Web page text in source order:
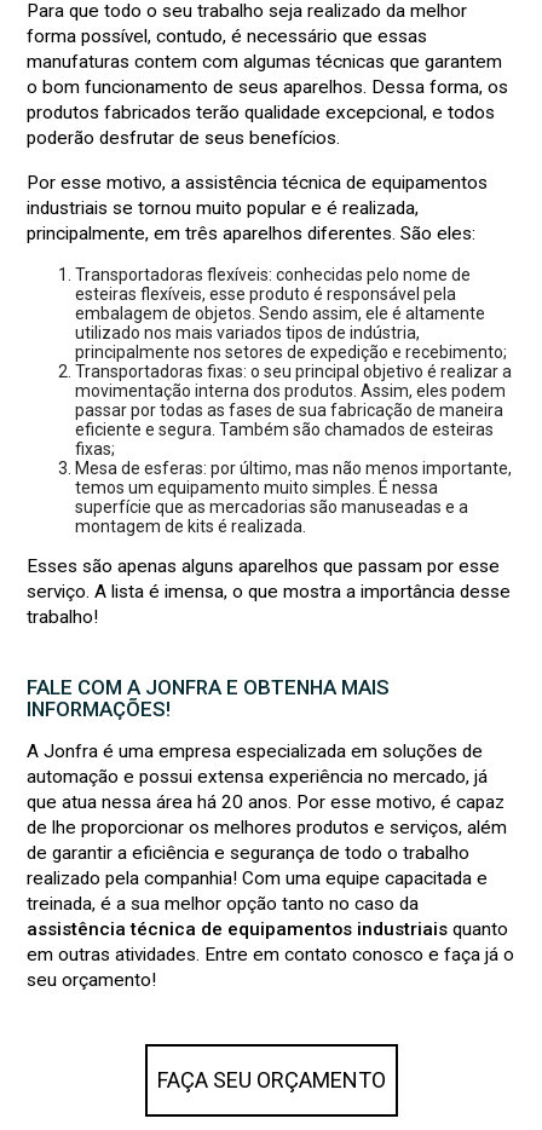
Para que todo o seu trabalho seja realizado da melhor
forma possível, contudo, é necessário que essas
manufaturas contem com algumas técnicas que garantem
o bom funcionamento de seus aparelhos. Dessa forma, os
produtos fabricados terão qualidade excepcional, e todos
poderão desfrutar de seus benefícios.
Por esse motivo, a assistência técnica de equipamentos
industriais se tornou muito popular e é realizada,
principalmente, em três aparelhos diferentes. São eles:
Transportadoras flexíveis: conhecidas pelo nome de
esteiras flexíveis, esse produto é responsável pela
embalagem de objetos. Sendo assim, ele é altamente
utilizado nos mais variados tipos de indústria,
principalmente nos setores de expedição e recebimento;
Transportadoras fixas: o seu principal objetivo é realizar a
movimentação interna dos produtos. Assim, eles podem
passar por todas as fases de sua fabricação de maneira
eficiente e segura. Também são chamados de esteiras
fixas;
Mesa de esferas: por último, mas não menos importante,
temos um equipamento muito simples. É nessa
superfície que as mercadorias são manuseadas e a
montagem de kits é realizada.
Esses são apenas alguns aparelhos que passam por esse
serviço. A lista é imensa, o que mostra a importância desse
trabalho!
FALE COM A JONFRA E OBTENHA MAIS
INFORMAÇÕES!
A Jonfra é uma empresa especializada em soluções de
automação e possui extensa experiência no mercado, já
que atua nessa área há 20 anos. Por esse motivo, é capaz
de lhe proporcionar os melhores produtos e serviços, além
de garantir a eficiência e segurança de todo o trabalho
realizado pela companhia! Com uma equipe capacitada e
treinada, é a sua melhor opção tanto no caso da
assistência técnica de equipamentos industriais quanto
em outras atividades. Entre em contato conosco e faça já o
seu orçamento!
FAÇA SEU ORÇAMENTO